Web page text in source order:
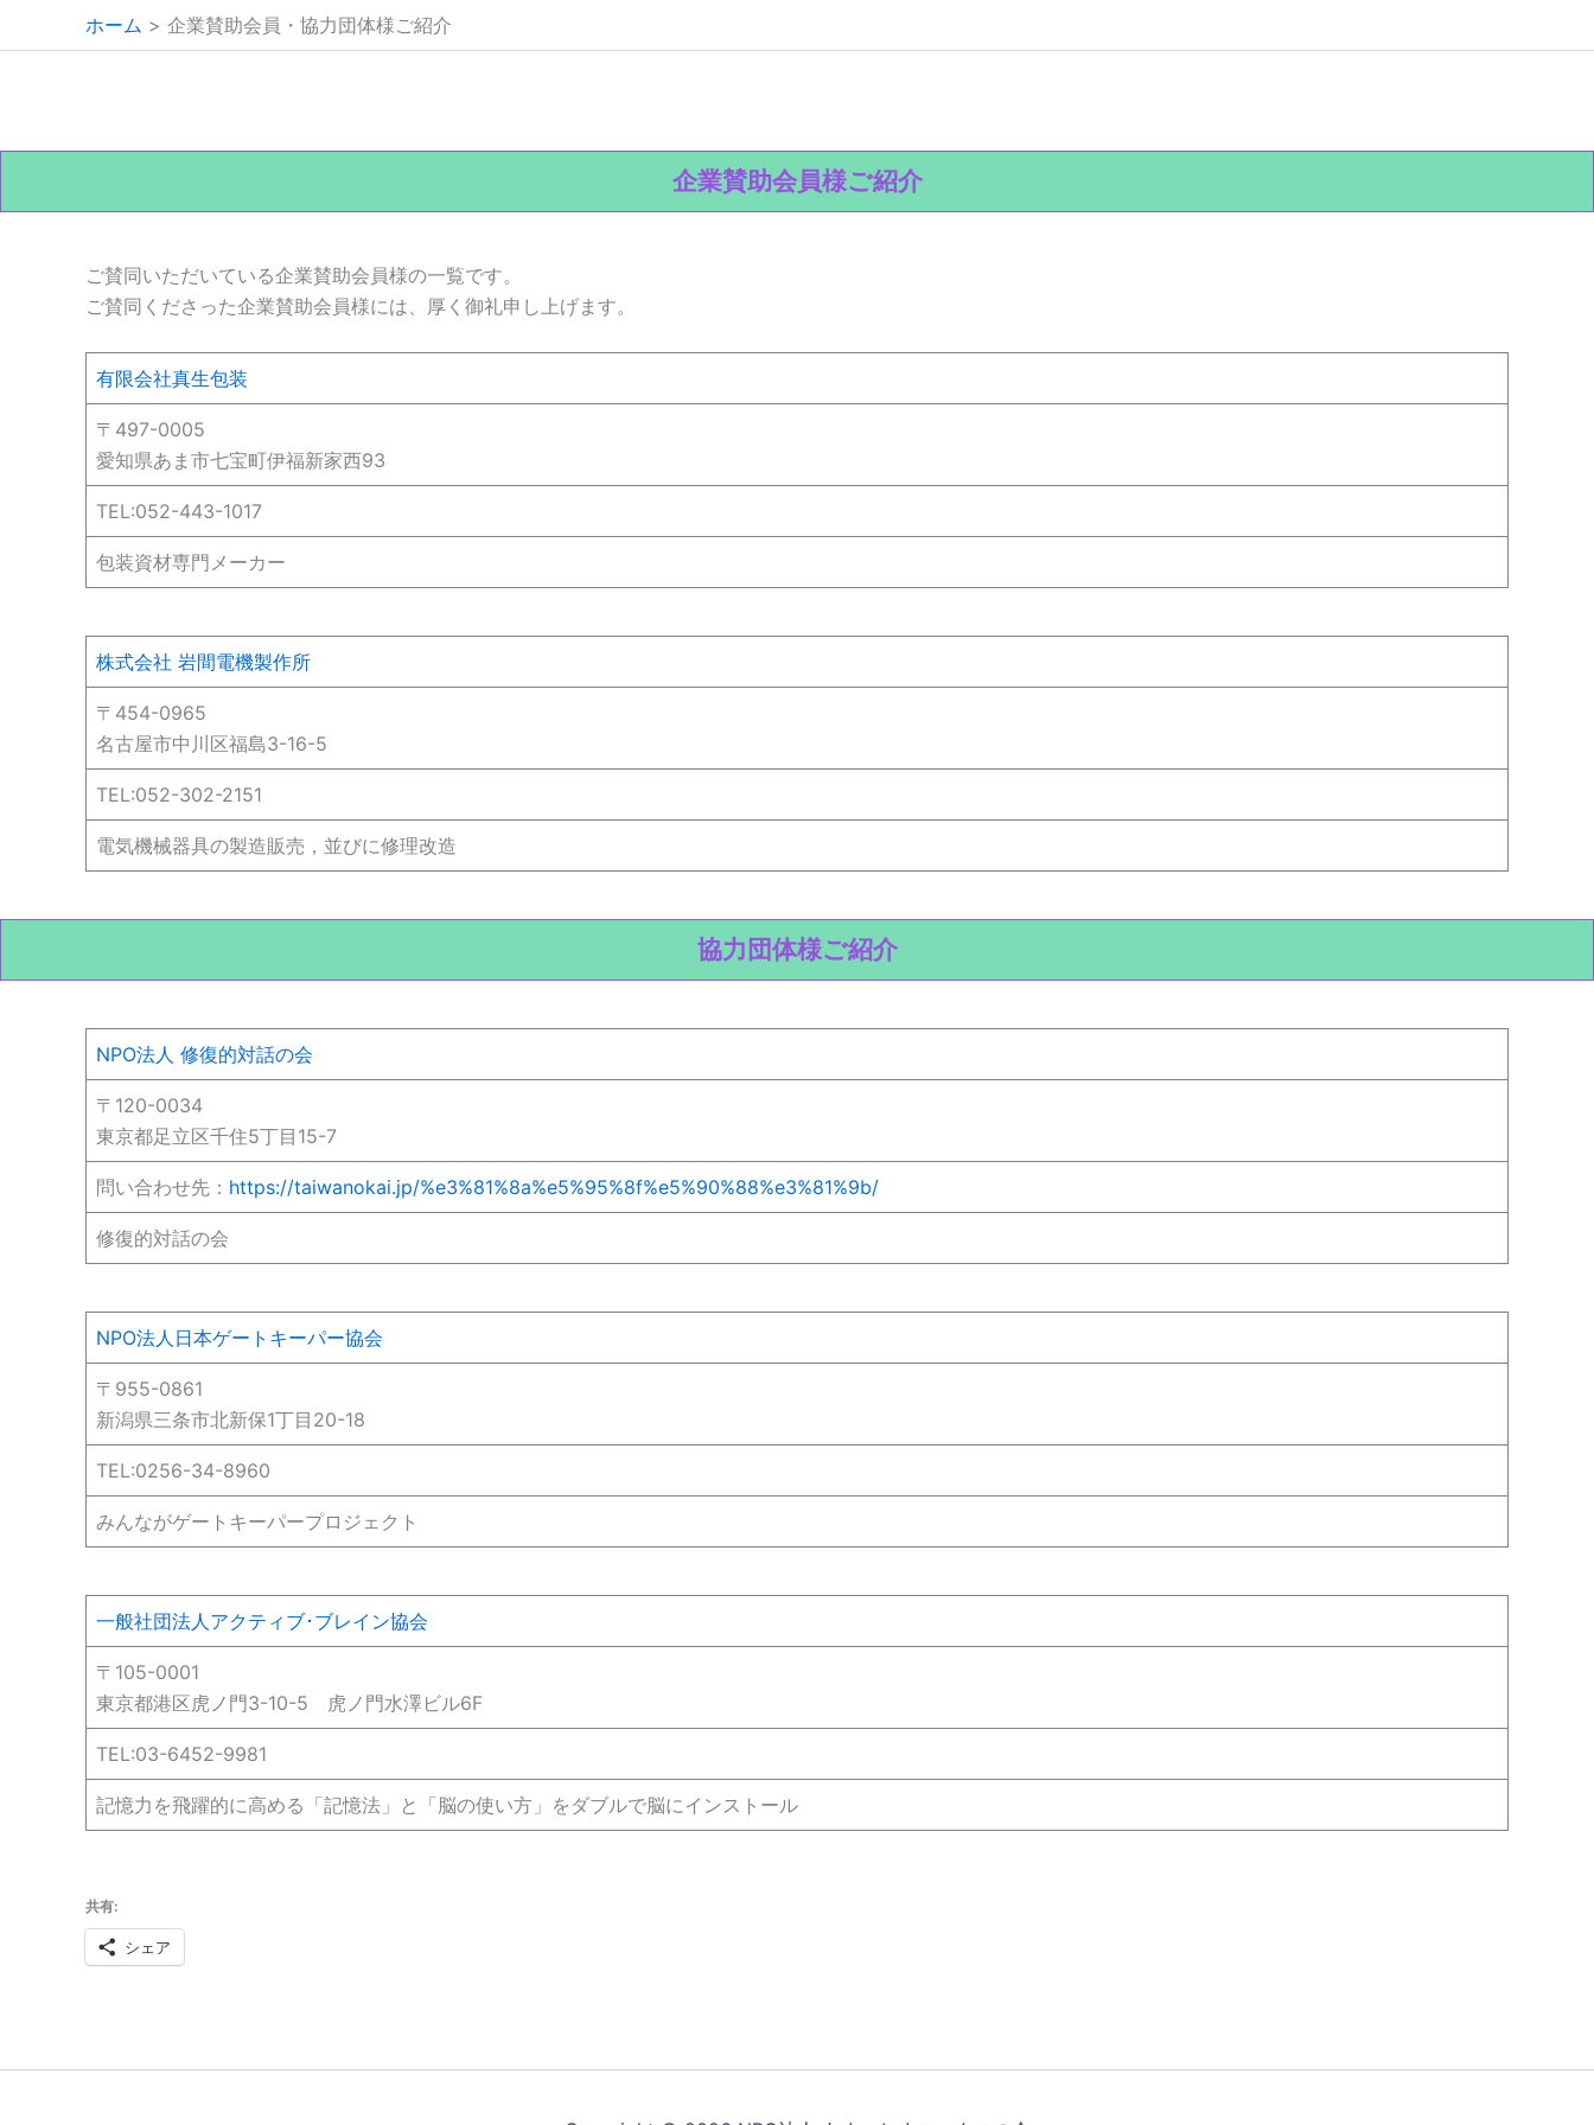
容
ホーム 企業賛助会員・協力団体様ご紹介
企業賛助会員様ご紹介
ご賛同いただいている企業賛助会員様の一覧です。
ご賛同くださった企業賛助会員様には、厚く御礼申し上げます。
有限会社真生包装
〒497-0005
愛知県あま市七宝町伊福新家西93
TEL:052-443-1017
包装資材専門メーカー
株式会社 岩間電機製作所
〒454-0965
名古屋市中川区福島3-16-5
TEL:052-302-2151
電気機械器具の製造販売，並びに修理改造
協力団体様ご紹介
NPO法人 修復的対話の会
〒120-0034
東京都足立区千住5丁目15-7
問い合わせ先： https://taiwanokai.jp/%e3%81%8a%e5%95%8f%e5%90%88%e3%81%9b/
修復的対話の会
NPO法人日本ゲートキーパー協会
〒955-0861
新潟県三条市北新保1丁目20-18
TEL:0256-34-8960
みんながゲートキーパープロジェクト
一般社団法人アクティブ･ブレイン協会
〒105-0001
東京都港区虎ノ門3-10-5 虎ノ門水澤ビル6F
TEL:03-6452-9981
記憶力を飛躍的に高める「記憶法」と「脳の使い方」をダブルで脳にインストール
共有:
シェア